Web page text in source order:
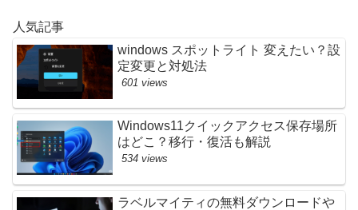
人気記事
windows スポットライト 変えたい？設
定変更と対処法
601 views
Windows11クイックアクセス保存場所
はどこ？移行・復活も解説
534 views
ラベルマイティの無料ダウンロードや